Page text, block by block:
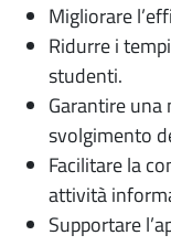
Migliorare
Ridurre i
studenti.
Garantire
svolgimento
Facilitare la
attività
Supportare